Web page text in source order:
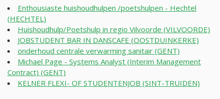
Enthousiaste huishoudhulpen /poetshulpen - Hechtel
(HECHTEL)
Huishoudhulp/Poetshulp in regio Vilvoorde (VILVOORDE)
JOBSTUDENT BAR IN DANSCAFE (OOSTDUINKERKE)
onderhoud centrale verwarming sanitair (GENT)
Michael Page - Systems Analyst (Interim Management
Contract) (GENT)
KELNER FLEXI- OF STUDENTENJOB (SINT-TRUIDEN)